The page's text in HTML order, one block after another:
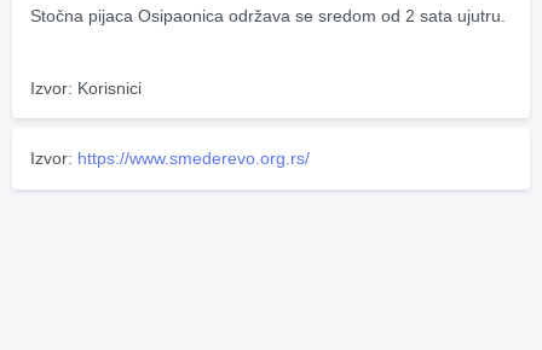
Stočna pijaca Osipaonica održava se sredom od 2 sata ujutru.
Izvor: Korisnici
Izvor: https://www.smederevo.org.rs/